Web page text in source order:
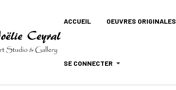
ACCUEIL OEUVRES ORIGINALES
SE CONNECTER